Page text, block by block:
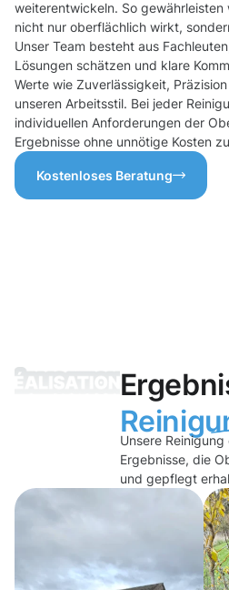
weiterentwickeln. So gewährleisten
nicht nur oberflächlich wirkt,
Unser Team besteht aus
Lösungen schätzen und klare
Werte wie Zuverlässigkeit,
unseren Arbeitsstil. Bei jeder
individuellen Anforderungen der
Ergebnisse ohne unnötige Kosten
Kostenloses Beratung
Unsere
Ergebnisse, die
und gepflegt